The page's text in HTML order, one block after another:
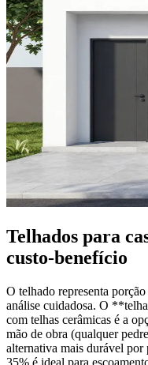
Telhados para
custo-benefício
O telhado representa
análise cuidadosa. O
com telhas cerâmicas é a
mão de obra (qualquer
alternativa mais durável
35% é ideal para